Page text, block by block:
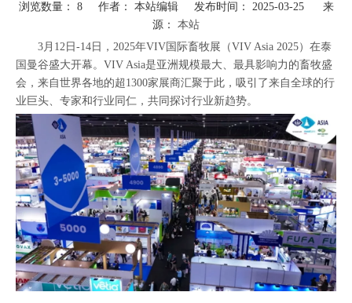
浏览数量： 8作者： 本站编辑 发布时间： 2025-03-25 来
源： 本站
3月12日-14日，2025年VIV国际畜牧展（VIV Asia 2025）在泰
国曼谷盛大开幕。VIV Asia是亚洲规模最大、最具影响力的畜牧盛
会，来自世界各地的超1300家展商汇聚于此，吸引了来自全球的行
业巨头、专家和行业同仁，共同探讨行业新趋势。